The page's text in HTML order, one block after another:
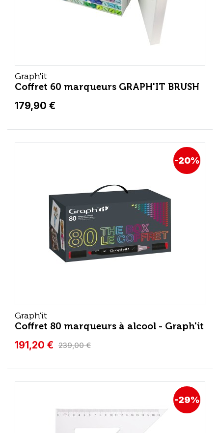
Graph'it
Coffret 60 marqueurs GRAPH'IT BRUSH
179,90 €
Graph'it
Coffret 80 marqueurs à alcool - Graph'it
191,20 € 239,00 €
-20%
-29%